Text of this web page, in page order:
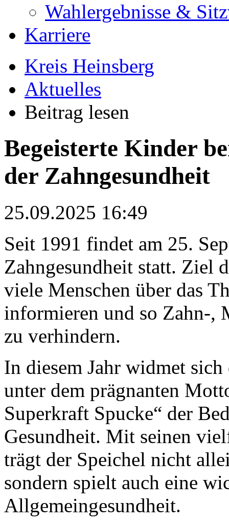
Wahlergebnisse &
Karriere
Kreis Heinsberg
Aktuelles
Beitrag lesen
Begeisterte Kinder
der Zahngesundheit
25.09.2025 16:49
Seit 1991 findet am 25.
Zahngesundheit statt. Ziel
viele Menschen über das
informieren und so Zahn-,
zu verhindern.
In diesem Jahr widmet
unter dem prägnanten
Superkraft Spucke“ der
Gesundheit. Mit seinen
trägt der Speichel nicht
sondern spielt auch eine
Allgemeingesundheit.